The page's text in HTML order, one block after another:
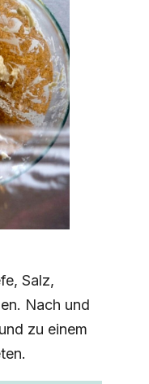
Salz,
Nach und
zu einem